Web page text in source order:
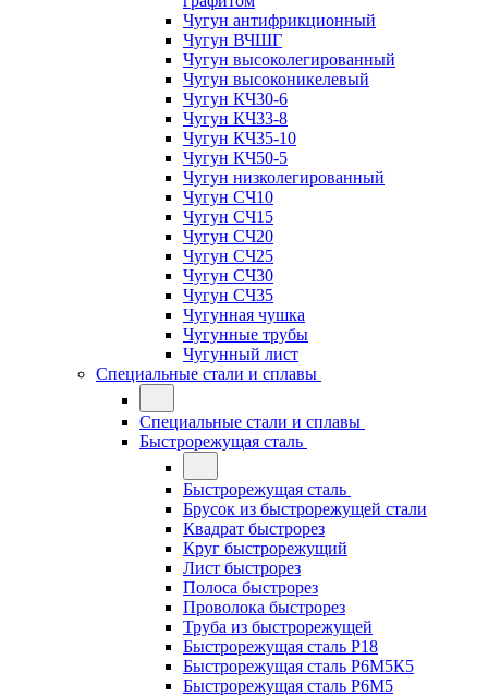
Чугун антифрикционный
Чугун ВЧШГ
Чугун высоколегированный
Чугун высоконикелевый
Чугун КЧ30-6
Чугун КЧ33-8
Чугун КЧ35-10
Чугун КЧ50-5
Чугун низколегированный
Чугун СЧ10
Чугун СЧ15
Чугун СЧ20
Чугун СЧ25
Чугун СЧ30
Чугун СЧ35
Чугунная чушка
Чугунные трубы
Чугунный лист
Специальные стали и сплавы
Специальные стали и сплавы
Быстрорежущая сталь
Быстрорежущая сталь
Брусок из быстрорежущей стали
Квадрат быстрорез
Круг быстрорежущий
Лист быстрорез
Полоса быстрорез
Проволока быстрорез
Труба из быстрорежущей
Быстрорежущая сталь Р18
Быстрорежущая сталь Р6М5К5
Быстрорежущая сталь Р6М5